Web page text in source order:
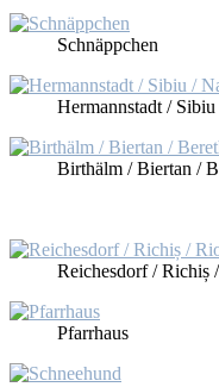
Schnäpp­chen
Her­mann­stadt /
Birt­hälm / Bier­tan /
Rei­ches­dorf / Ri­chiș
Pfarr­haus